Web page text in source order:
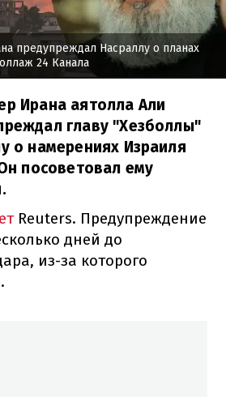
предупреждал Насраллу о планах
24 Канала
Ирана аятолла Али
главу "Хезболлы"
о намерениях Израиля
посоветовал ему
Reuters. Предупреждение
дней до
из-за которого